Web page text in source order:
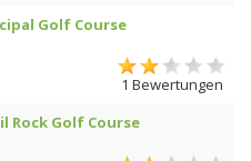
Golf Course
1 Bewertungen
Rock Golf Course